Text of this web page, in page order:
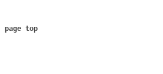
page top